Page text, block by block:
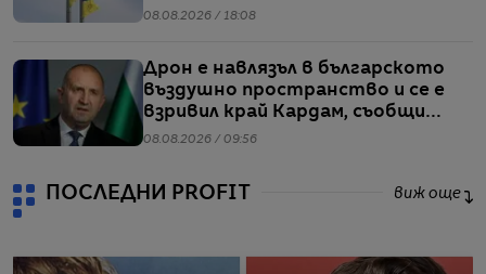
08.08.2026 / 18:08
Дрон е навлязъл в българското
въздушно пространство и се е
взривил край Кардам, съобщи
Радев
08.08.2026 / 09:56
ПОСЛЕДНИ PROFIT виж още